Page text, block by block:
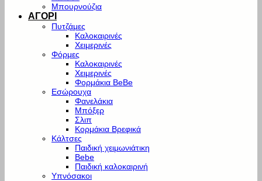
Μπουρνούζια
ΑΓΟΡΙ
Πυτζάμες
Καλοκαιρινές
Χειμερινές
Φόρμες
Καλοκαιρινές
Χειμερινές
Φορμάκια BeBe
Εσώρουχα
Φανελάκια
Μπόξερ
Σλιπ
Κορμάκια Βρεφικά
Κάλτσες
Παιδική χειμωνιάτικη
Bebe
Παιδική καλοκαιρινή
Υπνόσακοι